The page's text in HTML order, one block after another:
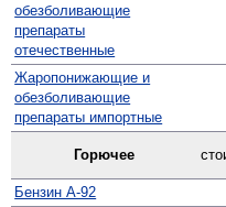
обезболивающие
препараты
отечественные
Жаро­понижающие и
обезболивающие
препараты импортные
Горючее
Бензин А-92